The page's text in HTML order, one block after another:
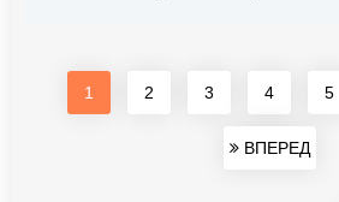
1 2 3 4 5
ВПЕРЕД